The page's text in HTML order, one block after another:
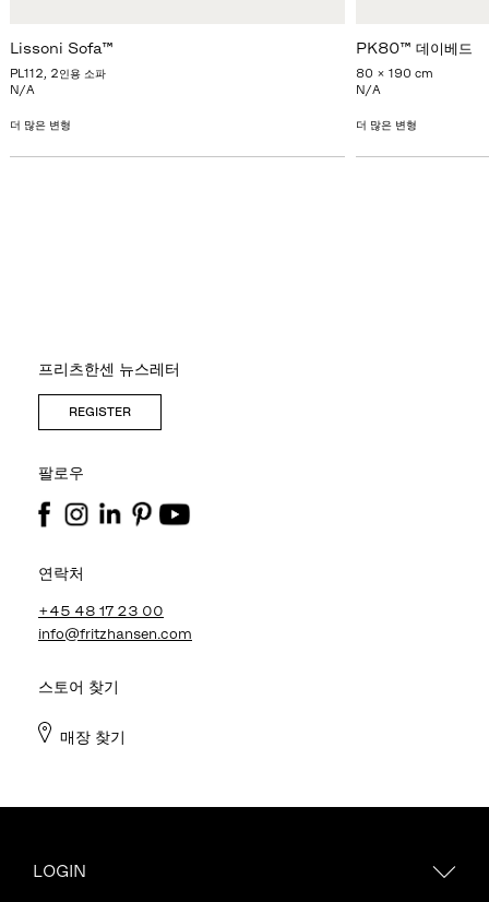
Lissoni Sofa™
PL112, 2인용 소파
N/A
더 많은 변형
PK80™ 데이베드
80 x 190 cm
N/A
더 많은 변형
프리츠한센 뉴스레터
REGISTER
팔로우
연락처
+45 48 17 23 00
info@fritzhansen.com
스토어 찾기
매장 찾기
LOGIN